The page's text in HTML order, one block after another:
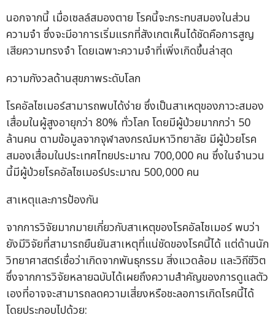
นอกจากนี้ เมื่อเซลล์สมองตาย โรคนี้จะกระทบสมองในส่วน
ความจำ ซึ่งจะมีอาการเริ่มแรกที่สังเกตเห็นได้ชัดคือการสูญ
เสียความทรงจำ โดยเฉพาะความจำที่เพิ่งเกิดขึ้นล่าสุด
ความกังวลด้านสุขภาพระดับโลก
โรคอัลไซเมอร์สามารถพบได้ง่าย ซึ่งเป็นสาเหตุของภาวะสมอง
เสื่อมในผู้สูงอายุกว่า 80% ทั่วโลก โดยมีผู้ป่วยมากกว่า 50
ล้านคน ตามข้อมูลจากจุฬาลงกรณ์มหาวิทยาลัย มีผู้ป่วยโรค
สมองเสื่อมในประเทศไทยประมาณ 700,000 คน ซึ่งในจำนวน
นี้มีผู้ป่วยโรคอัลไซเมอร์ประมาณ 500,000 คน
สาเหตุและการป้องกัน
จากการวิจัยมากมายเกี่ยวกับสาเหตุของโรคอัลไซเมอร์ พบว่า
ยังมีวิจัยที่สามารถยืนยันสาเหตุที่แน่ชัดของโรคนี้ได้ แต่ด้านนัก
วิทยาศาสตร์เชื่อว่าเกิดจากพันธุกรรม สิ่งแวดล้อม และวิถีชีวิต
ซึ่งจากการวิจัยหลายฉบับได้เผยถึงความสำคัญของการดูแลตัว
เองที่อาจจะสามารถลดความเสี่ยงหรือชะลอการเกิดโรคนี้ได้
โดยประกอบไปด้วย: